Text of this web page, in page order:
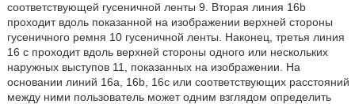
соответствующей гусеничной ленты 9. Вторая линия 16b
проходит вдоль показанной на изображении верхней стороны
гусеничного ремня 10 гусеничной ленты. Наконец, третья линия
16 с проходит вдоль верхней стороны одного или нескольких
наружных выступов 11, показанных на изображении. На
основании линий 16а, 16b, 16с или соответствующих расстояний
между ними пользователь может одним взглядом определить